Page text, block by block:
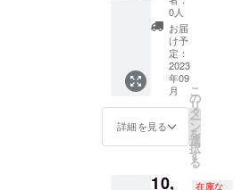
限は冷
凍保存
で1か月
間と
なって
おりま
す。解
凍後は
当日中
さい。
におす
すめ ・
社内行
事など
でバウ
ムクー
ヘンを
配布し
たい企
業さま
・御社
入った
グパー
クの活
動を応
援して
いただ
ける飼
い主さ
ま ・
SNSや
ブログ
の写真
ちゃん
キドッ
グパー
ク内の
記念写
真撮影
スポッ
トの看
板犬と
してワ
ンちゃ
んの写
載しま
0人
お届
け予
定：
2023
年09
月
詳細を見る
こ
の
リ
タ
ー
ン
を
選
択
す
る
10, 在庫な